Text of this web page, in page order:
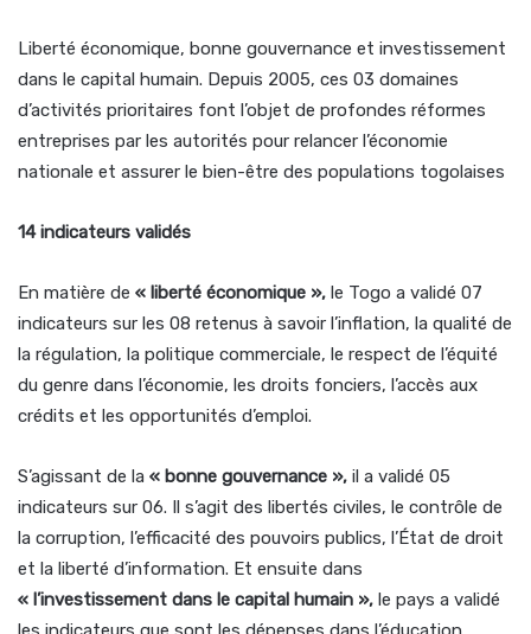
Liberté économique, bonne gouvernance et investissement
dans le capital humain. Depuis 2005, ces 03 domaines
d’activités prioritaires font l’objet de profondes réformes
entreprises par les autorités pour relancer l’économie
nationale et assurer le bien-être des populations togolaises
14 indicateurs validés
En matière de « liberté économique », le Togo a validé 07
indicateurs sur les 08 retenus à savoir l’inflation, la qualité de
la régulation, la politique commerciale, le respect de l’équité
du genre dans l’économie, les droits fonciers, l’accès aux
crédits et les opportunités d’emploi.
S’agissant de la « bonne gouvernance », il a validé 05
indicateurs sur 06. Il s’agit des libertés civiles, le contrôle de
la corruption, l’efficacité des pouvoirs publics, l’État de droit
et la liberté d’information. Et ensuite dans
« l’investissement dans le capital humain », le pays a validé